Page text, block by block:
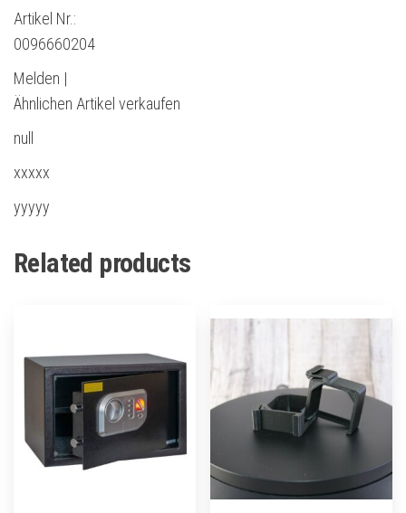
Artikel Nr.:
0096660204
Melden |
Ähnlichen Artikel verkaufen
null
xxxxx
yyyyy
Related products